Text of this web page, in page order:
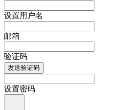
设置用户名
邮箱
验证码
发送验证码
设置密码